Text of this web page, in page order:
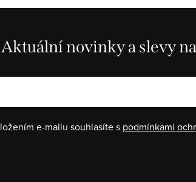
Aktuální novinky a slevy
e-mailu souhlasíte s podmínkami